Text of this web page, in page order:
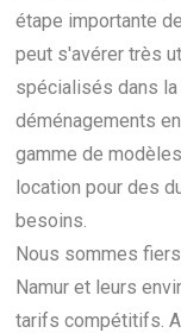
étape importante
peut s'avérer très
spécialisés dans
déménagements
gamme de
location pour des
besoins.
Nous sommes
Namur et leurs
tarifs compétitifs.